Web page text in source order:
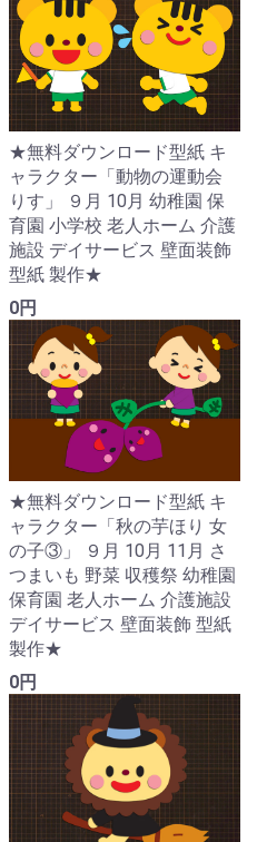
★無料ダウンロード型紙 キ
ャラクター「動物の運動会
りす」 ９月 10月 幼稚園 保
育園 小学校 老人ホーム 介護
施設 デイサービス 壁面装飾
型紙 製作★
0円
★無料ダウンロード型紙 キ
ャラクター「秋の芋ほり 女
の子③」 ９月 10月 11月 さ
つまいも 野菜 収穫祭 幼稚園
保育園 老人ホーム 介護施設
デイサービス 壁面装飾 型紙
製作★
0円